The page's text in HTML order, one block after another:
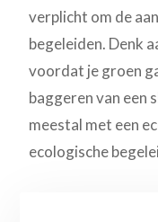
verplicht om de
begeleiden. Denk
voordat je groen
baggeren van een
meestal met een
ecologische